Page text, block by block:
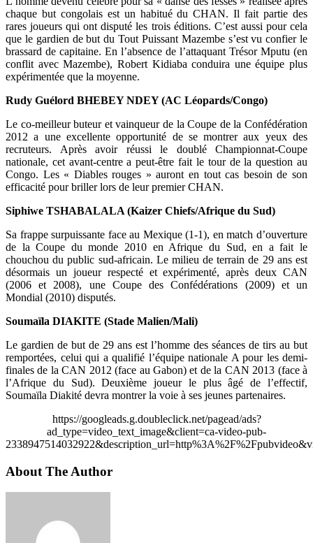
chaque but congolais est un habitué du CHAN. Il fait partie des
rares joueurs qui ont disputé les trois éditions. C’est aussi pour cela
que le gardien de but du Tout Puissant Mazembe s’est vu confier le
brassard de capitaine. En l’absence de l’attaquant Trésor Mputu (en
conflit avec Mazembe), Robert Kidiaba conduira une équipe plus
expérimentée que la moyenne.
Rudy Guélord BHEBEY NDEY (AC Léopards/Congo)
Le co-meilleur buteur et vainqueur de la Coupe de la Confédération
2012 a une excellente opportunité de se montrer aux yeux des
recruteurs. Après avoir réussi le doublé Championnat-Coupe
nationale, cet avant-centre a peut-être fait le tour de la question au
Congo. Les « Diables rouges » auront en tout cas besoin de son
efficacité pour briller lors de leur premier CHAN.
Siphiwe TSHABALALA (Kaizer Chiefs/Afrique du Sud)
Sa frappe surpuissante face au Mexique (1-1), en match d’ouverture
de la Coupe du monde 2010 en Afrique du Sud, en a fait le
chouchou du public sud-africain. Le milieu de terrain de 29 ans est
désormais un joueur respecté et expérimenté, après deux CAN
(2006 et 2008), une Coupe des Confédérations (2009) et un
Mondial (2010) disputés.
Soumaïla DIAKITE (Stade Malien/Mali)
Le gardien de but de 29 ans est l’homme des séances de tirs au but
remportées, celui qui a qualifié l’équipe nationale A pour les demi-
finales de la CAN 2012 (face au Gabon) et de la CAN 2013 (face à
l’Afrique du Sud). Deuxième joueur le plus âgé de l’effectif,
Soumaïla Diakité devra montrer la voie à ses jeunes partenaires.
https://googleads.g.doubleclick.net/pagead/ads?
ad_type=video_text_image&client=ca-video-pub-
About The Author